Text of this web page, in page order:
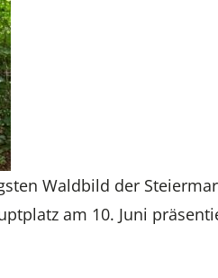
Waldbild der
am 10. Juni